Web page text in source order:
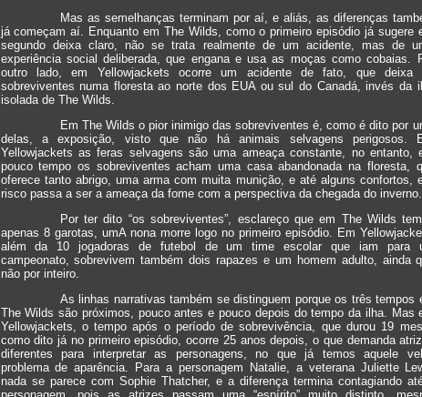
Mas as semelhanças terminam por aí, e aliás, as diferenças
já começam aí. Enquanto em The Wilds, como o primeiro episódio já sugere
segundo deixa claro, não se trata realmente de um acidente, mas de
experiência social deliberada, que engana e usa as moças como cobaias.
outro lado, em Yellowjackets ocorre um acidente de fato, que deixa
sobreviventes numa floresta ao norte dos EUA ou sul do Canadá, invés da
isolada de The Wilds.
Em The Wilds o pior inimigo das sobreviventes é, como é dito por
delas, a exposição, visto que não há animais selvagens perigosos.
Yellowjackets as feras selvagens são uma ameaça constante, no entanto,
pouco tempo os sobreviventes acham uma casa abandonada na floresta,
oferece tanto abrigo, uma arma com muita munição, e até alguns confortos,
risco passa a ser a ameaça da fome com a perspectiva da chegada do inverno.
Por ter dito “os sobreviventes”, esclareço que em The Wilds
apenas 8 garotas, umA nona morre logo no primeiro episódio. Em
além da 10 jogadoras de futebol de um time escolar que iam para
campeonato, sobrevivem também dois rapazes e um homem adulto, ainda
não por inteiro.
As linhas narrativas também se distinguem porque os três tempos
The Wilds são próximos, pouco antes e pouco depois do tempo da ilha. Mas
Yellowjackets, o tempo após o período de sobrevivência, que durou 19
como dito já no primeiro episódio, ocorre 25 anos depois, o que demanda
diferentes para interpretar as personagens, no que já temos aquele
problema de aparência. Para a personagem Natalie, a veterana Juliette
nada se parece com Sophie Thatcher, e a diferença termina contagiando